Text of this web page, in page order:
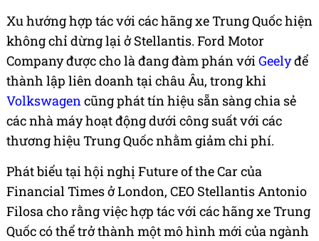
Xu hướng hợp tác với các hãng xe Trung Quốc hiện
không chỉ dừng lại ở Stellantis. Ford Motor
Company được cho là đang đàm phán vớiGeelyđể
thành lập liên doanh tại châu Âu, trong khi
Volkswagencũng phát tín hiệu sẵn sàng chia sẻ
các nhà máy hoạt động dưới công suất với các
thương hiệu Trung Quốc nhằm giảm chi phí.
Phát biểu tại hội nghị Future of the Car của
Financial Times ở London, CEO Stellantis Antonio
Filosa cho rằng việc hợp tác với các hãng xe Trung
Quốc có thể trở thành một mô hình mới của ngành